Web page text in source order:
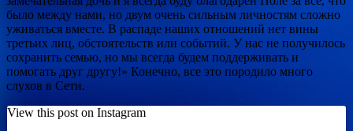
было между нами, но двум очень сильным личностям сложно
уживаться вместе. В распаде наших отношений нет вины
третьих лиц, обстоятельств или событий. У нас не получилось
сохранить семью, но мы всегда будем поддерживать и
помогать друг другу!» Конечно, все это породило много
слухов в Сети.
View this post on Instagram